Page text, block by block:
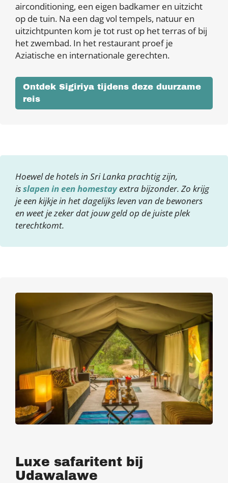
airconditioning, een eigen badkamer en uitzicht
op de tuin. Na een dag vol tempels, natuur en
uitzichtpunten kom je tot rust op het terras of bij
het zwembad. In het restaurant proef je
Aziatische en internationale gerechten.
Ontdek Sigiriya tijdens deze duurzame
reis
Hoewel de hotels in Sri Lanka prachtig zijn,
isslapen in een homestayextra bijzonder. Zo krijg
je een kijkje in het dagelijks leven van de bewoners
en weet je zeker dat jouw geld op de juiste plek
terechtkomt.
Luxe safaritent bij
Udawalawe